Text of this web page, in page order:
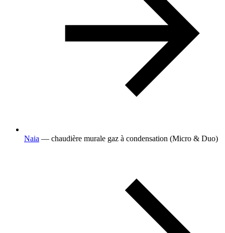
Naia — chaudière murale gaz à condensation (Micro & Duo)